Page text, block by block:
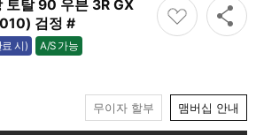
토탈 90 우븐 3R GX
검정 #
시) A/S 가능
가능
무이자 할부 맴버십 안내